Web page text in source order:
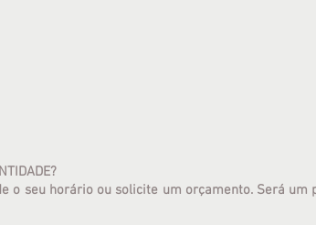
o seu horário ou solicite um orçamento. Será